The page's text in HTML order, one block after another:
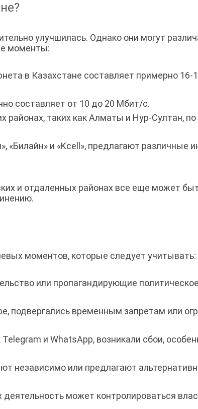
улучшилась. Однако они могут
моменты:
в Казахстане составляет примерно
составляет от 10 до 20 Мбит/с.
районах, таких как Алматы и Нур-Султан,
«Билайн» и «Kcell», предлагают различные
и отдаленных районах все еще может
моментов, которые следует учитывать:
или пропагандирующие
подвергались временным запретам или
и WhatsApp, возникали сбои,
независимо или предлагают
может контролироваться